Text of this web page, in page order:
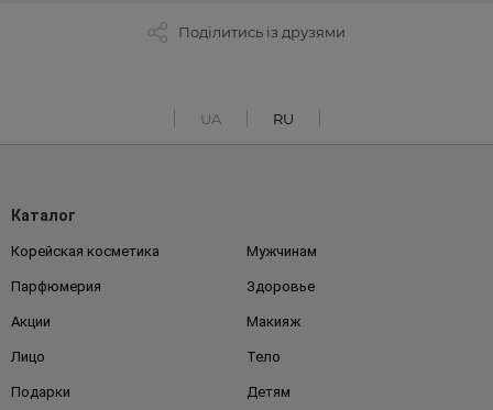
Поділитись із друзями
UA RU
Каталог
Корейская косметика Мужчинам
Парфюмерия Здоровье
Акции Макияж
Лицо Тело
Подарки Детям